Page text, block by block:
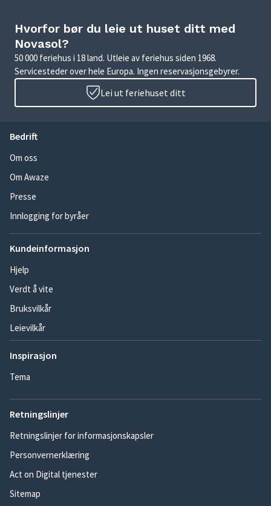
Hvorfor bør du leie ut huset ditt med
Novasol?
50 000 feriehus i 18 land. Utleie av feriehus siden 1968.
Servicesteder over hele Europa. Ingen reservasjonsgebyrer.
Lei ut feriehuset ditt
Bedrift
Om oss
Om Awaze
Presse
Innlogging for byråer
Kundeinformasjon
Hjelp
Verdt å vite
Bruksvilkår
Leievilkår
Inspirasjon
Tema
Retningslinjer
Retningslinjer for informasjonskapsler
Personvernerklæring
Act on Digital tjenester
Sitemap